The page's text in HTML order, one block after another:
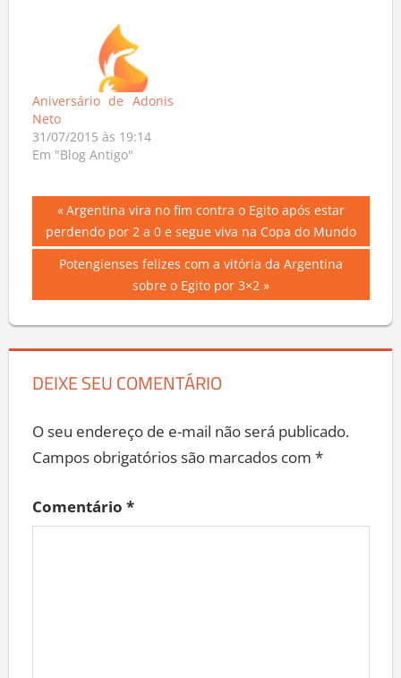
Aniversário de Adonis
Neto
31/07/2015 às 19:14
Em "Blog Antigo"
Navegação
de
Previous
Post:
Argentina vira no fim contra o Egito após estar
perdendo por 2 a 0 e segue viva na Copa do Mundo
Next
Potengienses felizes com a vitória da Argentina
sobre o Egito por 3×2
DEIXE SEU COMENTÁRIO
O seu endereço de e-mail não será publicado.
Campos obrigatórios são marcados com *
Comentário *